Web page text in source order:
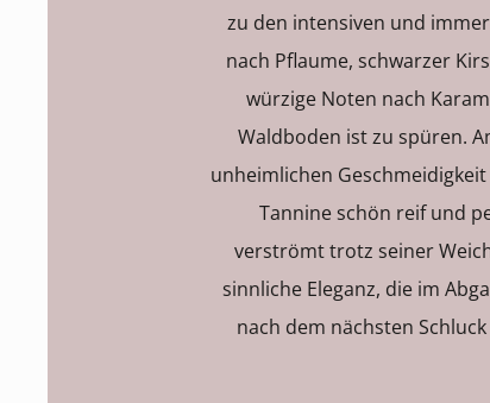
zu den intensiven und
nach Pflaume, schwarzer
würzige Noten nach
Waldboden ist zu spüren.
unheimlichen
Tannine schön reif und
verströmt trotz seiner
sinnliche Eleganz, die im
nach dem nächsten